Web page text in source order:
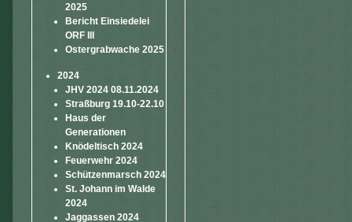
2025
Bericht Einsiedelei
ORF III
Ostergrabwache 2025
2024
JHV 2024 08.11.2024
Straßburg 19.10-22.10
Haus der
Generationen
Knödeltisch 2024
Feuerwehr 2024
Schützenmarsch 2024
St. Johann im Walde
2024
Jaggassen 2024